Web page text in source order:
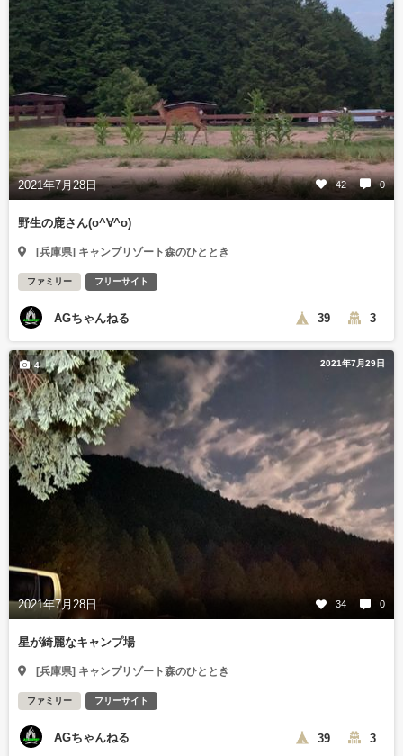
2021年7月28日 42 0
野生の鹿さん(o^∀^o)
[兵庫県] キャンプリゾート森のひととき
ファミリー フリーサイト
AGちゃんねる 39 3
2021年7月29日
2021年7月28日 34 0
4
星が綺麗なキャンプ場
[兵庫県] キャンプリゾート森のひととき
ファミリー フリーサイト
AGちゃんねる 39 3